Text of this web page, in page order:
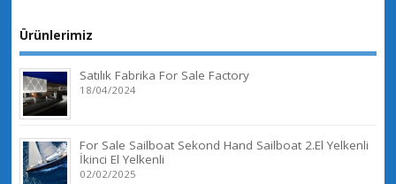
Ürünlerimiz
Satılık Fabrika For Sale Factory
18/04/2024
For Sale Sailboat Sekond Hand Sailboat 2.El Yelkenli
İkinci El Yelkenli
02/02/2025